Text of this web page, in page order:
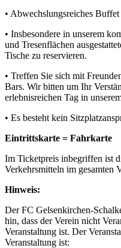
• Abwechslungsreiches
• Insbesondere in unserem
und Tresenflächen
Tische zu reservieren.
• Treffen Sie sich mit
Bars. Wir bitten um Ihr
erlebnisreichen Tag in
• Es besteht kein
Eintrittskarte = Fahrkarte
Im Ticketpreis inbegriffen ist
Verkehrsmitteln im gesamten
Hinweis:
Der FC Gelsenkirchen-
hin, dass der Verein nicht
Veranstaltung ist. Der
Veranstaltung ist: